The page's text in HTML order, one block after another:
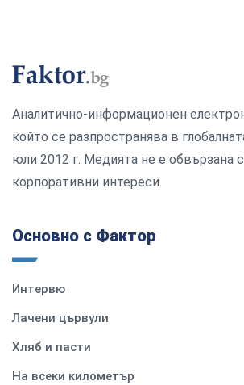
Аналитично-информационен
който се разпространява в
юли 2012 г. Медията не е обвързана
корпоративни интереси.
Основно с Фактор
Интервю
Лачени цървули
Хляб и пасти
На всеки километър